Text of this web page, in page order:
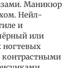
Маникюр
Нейл-
и
или
ногтевых
контрастными